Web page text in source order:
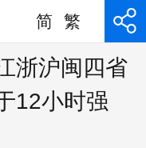
简 繁
浙沪闽四省
12小时强